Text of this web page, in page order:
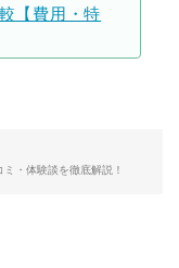
【費用・特
・体験談を徹底解説！